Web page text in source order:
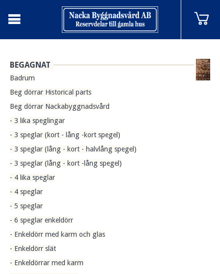
BEGAGNAT
Badrum
Beg dörrar Historical parts
Beg dörrar Nackabyggnadsvård
- 3 lika speglingar
- 3 speglar (kort - lång -kort spegel)
- 3 speglar (lång - kort - halvlång spegel)
- 3 speglar (lång - kort -lång spegel)
- 4 lika speglar
- 4 speglar
- 5 speglar
- 6 speglar enkeldörr
- Enkeldörr med karm och glas
- Enkeldörr slät
- Enkeldörrar med karm